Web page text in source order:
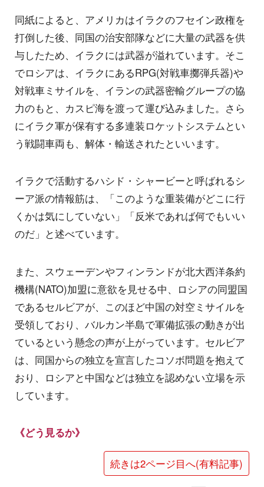
同紙によると、アメリカはイラクのフセイン政権を
打倒した後、同国の治安部隊などに大量の武器を供
与したため、イラクには武器が溢れています。そこ
でロシアは、イラクにあるRPG(対戦車擲弾兵器)や
対戦車ミサイルを、イランの武器密輸グループの協
力のもと、カスピ海を渡って運び込みました。さら
にイラク軍が保有する多連装ロケットシステムとい
う戦闘車両も、解体・輸送されたといいます。
イラクで活動するハシド・シャービーと呼ばれるシ
ーア派の情報筋は、「このような重装備がどこに行
くかは気にしていない」「反米であれば何でもいい
のだ」と述べています。
また、スウェーデンやフィンランドが北大西洋条約
機構(NATO)加盟に意欲を見せる中、ロシアの同盟国
であるセルビアが、このほど中国の対空ミサイルを
受領しており、バルカン半島で軍備拡張の動きが出
ているという懸念の声が上がっています。セルビア
は、同国からの独立を宣言したコソボ問題を抱えて
おり、ロシアと中国などは独立を認めない立場を示
しています。
《どう見るか》
続きは2ページ目へ(有料記事)